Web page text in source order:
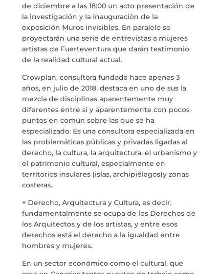
de diciembre a las 18:00 un acto presentación de
la investigación y la inauguración de la
exposición Muros invisibles. En paralelo se
proyectarán una serie de entrevistas a mujeres
artistas de Fuerteventura que darán testimonio
de la realidad cultural actual.
Crowplan, consultora fundada hace apenas 3
años, en julio de 2018, destaca en uno de sus la
mezcla de disciplinas aparentemente muy
diferentes entre sí y aparentemente con pocos
puntos en común sobre las que se ha
especializado: Es una consultora especializada en
las problemáticas públicas y privadas ligadas al
derecho, la cultura, la arquitectura, el urbanismo y
el patrimonio cultural, especialmente en
territorios insulares (islas, archipiélagos)y zonas
costeras.
+ Derecho, Arquitectura y Cultura, es decir,
fundamentalmente se ocupa de los Derechos de
los Arquitectos y de los artistas, y entre esos
derechos está el derecho a la igualdad entre
hombres y mujeres.
En un sector económico como el cultural, que